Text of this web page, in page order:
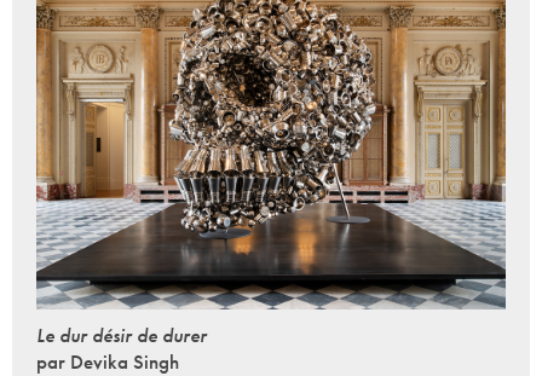
Le dur désir de durer
par Devika Singh